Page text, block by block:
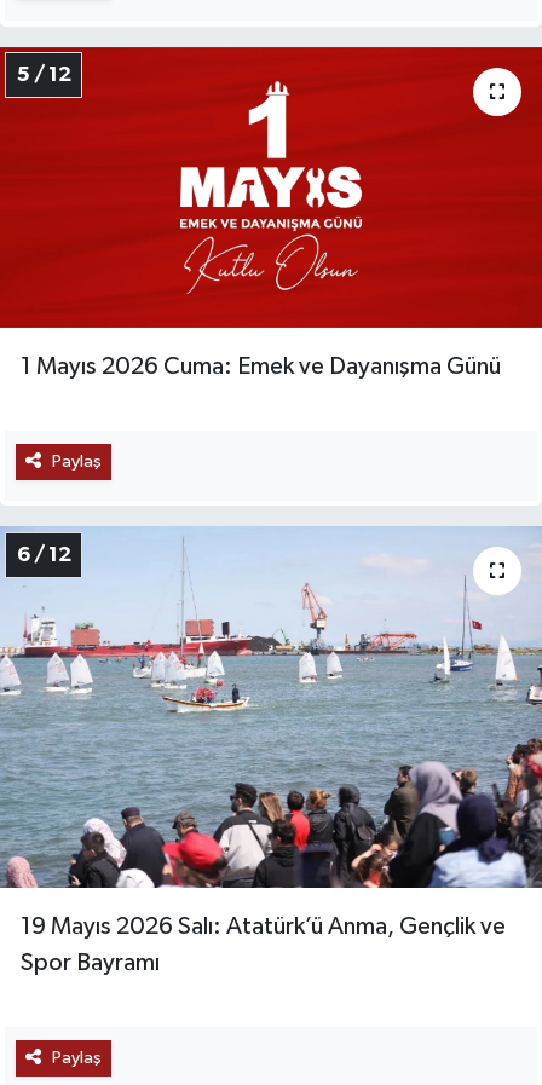
5 / 12
1 Mayıs 2026 Cuma: Emek ve Dayanışma Günü
Paylaş
6 / 12
19 Mayıs 2026 Salı: Atatürk’ü Anma, Gençlik ve
Spor Bayramı
Paylaş